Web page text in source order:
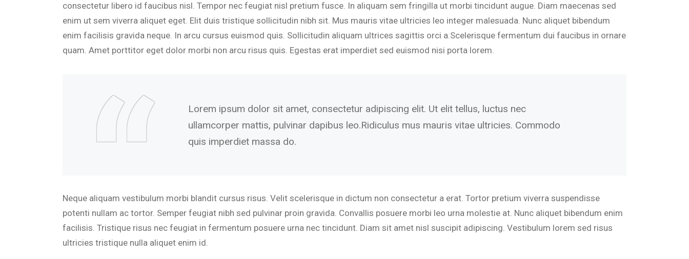
consectetur libero id faucibus nisl. Tempor nec feugiat nisl pretium fusce. In aliquam sem fringilla ut morbi tincidunt augue. Diam maecenas sed
enim ut sem viverra aliquet eget. Elit duis tristique sollicitudin nibh sit. Mus mauris vitae ultricies leo integer malesuada. Nunc aliquet bibendum
enim facilisis gravida neque. In arcu cursus euismod quis. Sollicitudin aliquam ultrices sagittis orci a.Scelerisque fermentum dui faucibus in ornare
quam. Amet porttitor eget dolor morbi non arcu risus quis. Egestas erat imperdiet sed euismod nisi porta lorem.
Lorem ipsum dolor sit amet, consectetur adipiscing elit. Ut elit tellus, luctus nec
ullamcorper mattis, pulvinar dapibus leo.Ridiculus mus mauris vitae ultricies. Commodo
quis imperdiet massa do.
Neque aliquam vestibulum morbi blandit cursus risus. Velit scelerisque in dictum non consectetur a erat. Tortor pretium viverra suspendisse
potenti nullam ac tortor. Semper feugiat nibh sed pulvinar proin gravida. Convallis posuere morbi leo urna molestie at. Nunc aliquet bibendum enim
facilisis. Tristique risus nec feugiat in fermentum posuere urna nec tincidunt. Diam sit amet nisl suscipit adipiscing. Vestibulum lorem sed risus
ultricies tristique nulla aliquet enim id.